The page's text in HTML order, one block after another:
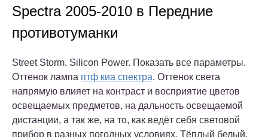
Spectra 2005-2010 в Передние
противотуманки
Street Storm. Silicon Power. Показать все параметры.
Оттенок лампа птф киа спектра. Оттенок света
напрямую влияет на контраст и восприятие цветов
освещаемых предметов, на дальность освещаемой
дистанции, а так же, на то, как ведёт себя световой
прибор в разных погодных условиях. Тёплый белый.